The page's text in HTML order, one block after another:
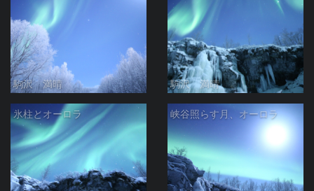
駒沢 満晴 駒沢 満晴
氷柱とオーロラ 峡谷照らす月、オーロラ